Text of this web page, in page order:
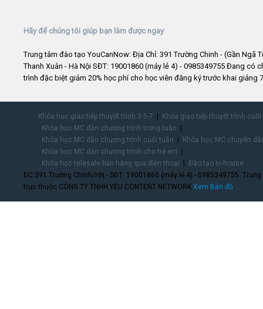
Hãy để chúng tôi giúp bạn làm được ngay
Trung tâm đào tạo YouCanNow: Địa Chỉ: 391 Trường Chinh - (Gần Ngã
Thanh Xuân - Hà Nội SĐT: 19001860 (máy lẻ 4) - 0985349755 Đang có
trình đặc biệt giảm 20% học phí cho học viên đăng ký trước khai giảng
Khóa học giao tiếp thuyết trình 3-5-7
Khóa giao tiếp thuyết trình
Khóa học MC dẫn chương trình trong tuần
Khóa học MC dẫn chương trình cuối tuần
Khóa học MC chuyên
Khóa học MC dẫn chương trình cho trẻ em
Khóa học telesale bán hàng qua điện thoại
Đào tạo In-house
ĐC:391 Trường Chinh/HN - SĐT: 19001860 (máy lẻ 4) - 0985349755.
trực thuộc CÔNG TY TNHH YÊU CONTENT NETWORK.Xem Bản đồ